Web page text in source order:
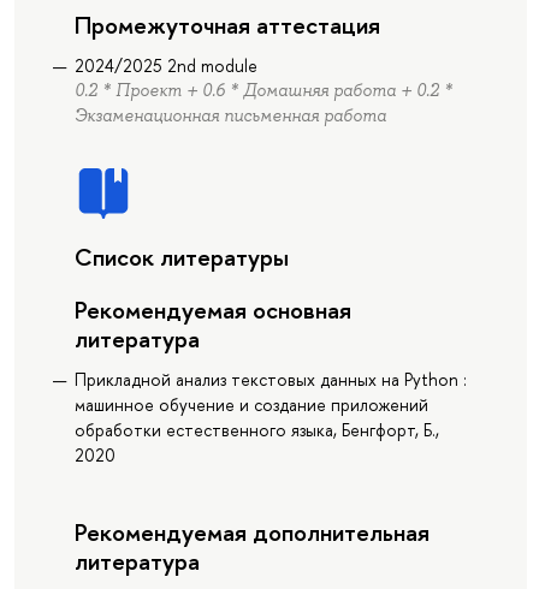
Промежуточная аттестация
2024/2025 2nd module
0.2 * Проект + 0.6 * Домашняя работа + 0.2 *
Экзаменационная письменная работа
Список литературы
Рекомендуемая основная
литература
Прикладной анализ текстовых данных на Python :
машинное обучение и создание приложений
обработки естественного языка, Бенгфорт, Б.,
2020
Рекомендуемая дополнительная
литература